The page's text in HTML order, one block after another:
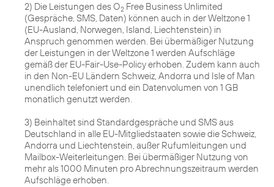
2) Die Leistungen des O2 Free Business Unlimited
(Gespräche, SMS, Daten) können auch in der Weltzone 1
(EU-Ausland, Norwegen, Island, Liechtenstein) in
Anspruch genommen werden. Bei übermäßiger Nutzung
der Leistungen in der Weltzone 1 werden Aufschläge
gemäß der EU-Fair-Use-Policy erhoben. Zudem kann auch
in den Non-EU Ländern Schweiz, Andorra und Isle of Man
unendlich telefoniert und ein Datenvolumen von 1 GB
monatlich genutzt werden.
3) Beinhaltet sind Standardgespräche und SMS aus
Deutschland in alle EU-Mitgliedstaaten sowie die Schweiz,
Andorra und Liechtenstein, außer Rufumleitungen und
Mailbox-Weiterleitungen. Bei übermäßiger Nutzung von
mehr als 1000 Minuten pro Abrechnungszeitraum werden
Aufschläge erhoben.